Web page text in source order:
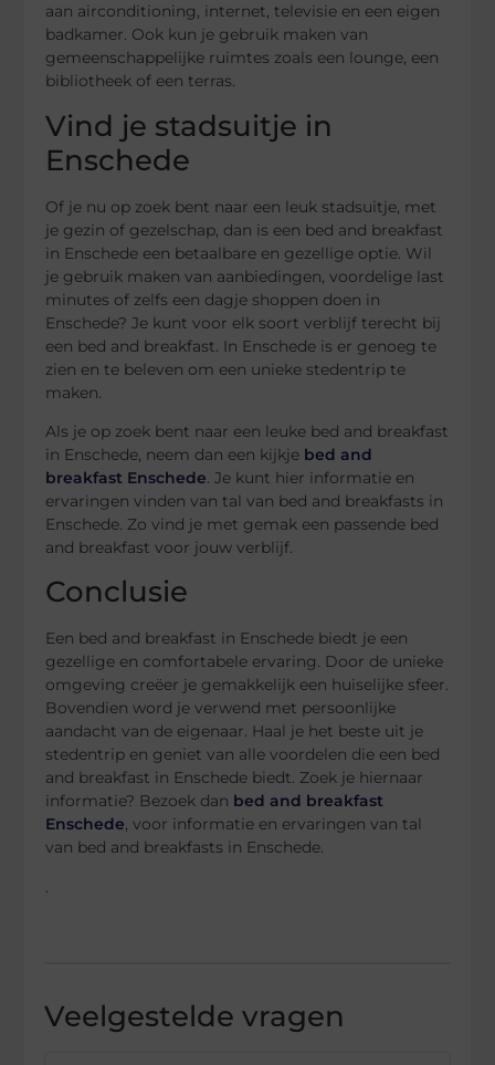
aan airconditioning, internet, televisie en een eigen
badkamer. Ook kun je gebruik maken van
gemeenschappelijke ruimtes zoals een lounge, een
bibliotheek of een terras.
Vind je stadsuitje in
Enschede
Of je nu op zoek bent naar een leuk stadsuitje, met
je gezin of gezelschap, dan is een bed and breakfast
in Enschede een betaalbare en gezellige optie. Wil
je gebruik maken van aanbiedingen, voordelige last
minutes of zelfs een dagje shoppen doen in
Enschede? Je kunt voor elk soort verblijf terecht bij
een bed and breakfast. In Enschede is er genoeg te
zien en te beleven om een unieke stedentrip te
maken.
Als je op zoek bent naar een leuke bed and breakfast
in Enschede, neem dan een kijkje bed and
breakfast Enschede. Je kunt hier informatie en
ervaringen vinden van tal van bed and breakfasts in
Enschede. Zo vind je met gemak een passende bed
and breakfast voor jouw verblijf.
Conclusie
Een bed and breakfast in Enschede biedt je een
gezellige en comfortabele ervaring. Door de unieke
omgeving creëer je gemakkelijk een huiselijke sfeer.
Bovendien word je verwend met persoonlijke
aandacht van de eigenaar. Haal je het beste uit je
stedentrip en geniet van alle voordelen die een bed
and breakfast in Enschede biedt. Zoek je hiernaar
informatie? Bezoek dan bed and breakfast
Enschede, voor informatie en ervaringen van tal
van bed and breakfasts in Enschede.
.
Veelgestelde vragen